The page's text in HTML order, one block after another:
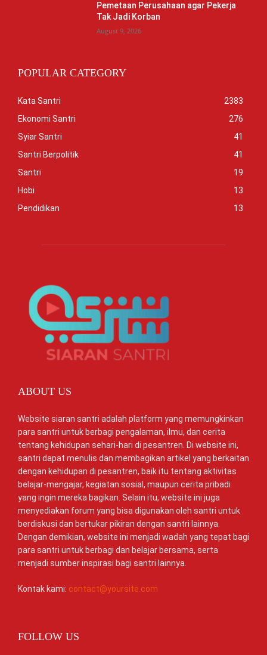
Pemetaan Perusahaan agar Pekerja
Tak Jadi Korban
August 9, 2026
POPULAR CATEGORY
Kata Santri
2383
Ekonomi Santri
276
Syiar Santri
41
Santri Berpolitik
41
Santri
19
Hobi
13
Pendidikan
13
ABOUT US
Website siaran santri adalah platform yang memungkinkan
para santri untuk berbagi pengalaman, ilmu, dan cerita
tentang kehidupan sehari-hari di pesantren. Di website ini,
santri dapat menulis dan membagikan artikel yang berkaitan
dengan kehidupan di pesantren, baik itu tentang aktivitas
belajar-mengajar, kegiatan sosial, maupun cerita pribadi
yang ingin mereka bagikan. Selain itu, website ini juga
menyediakan forum yang bisa digunakan oleh santri untuk
berdiskusi dan bertukar pikiran dengan santri lainnya.
Dengan demikian, website ini menjadi wadah yang tepat bagi
para santri untuk berbagi dan belajar bersama, serta
menjadi sumber inspirasi bagi santri lainnya.
Kontak kami: contact@yoursite.com
FOLLOW US